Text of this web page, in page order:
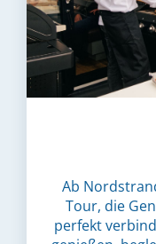
Ab
Tour, die
perfekt